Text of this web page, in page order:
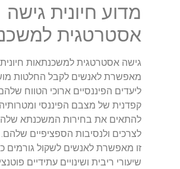
מדוע חיונית גישה
אסטרטגית
גישה אסטרטגית למשכנתאות חיונית
מאפשרת לאנשים לקבל החלטות
ליעדים הפיננסיים ארוכי הטווח
קפדנית של מצבם הפיננסי
להתאים את בחירות המשכנתא
לצרכים ולנסיבות הספציפיים
זו מאפשרת לאנשים לשקול גורמים
שיעורי ריבית ושינויים עתידיים